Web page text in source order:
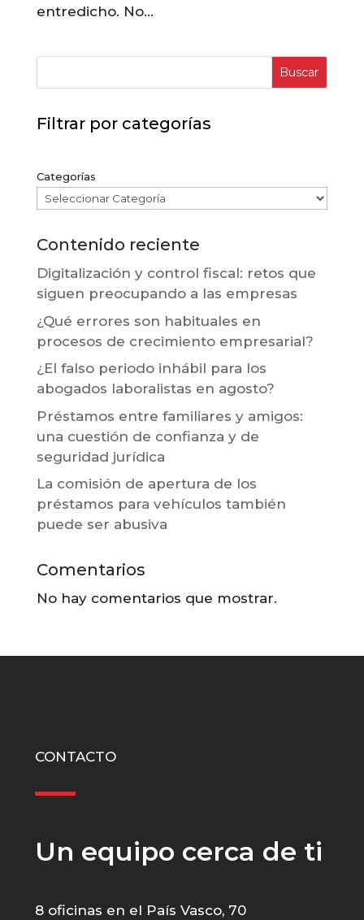
entredicho. No...
Buscar
Filtrar por categorías
Categorías
Contenido reciente
Digitalización y control fiscal: retos que
siguen preocupando a las empresas
¿Qué errores son habituales en
procesos de crecimiento empresarial?
¿El falso periodo inhábil para los
abogados laboralistas en agosto?
Préstamos entre familiares y amigos:
una cuestión de confianza y de
seguridad jurídica
La comisión de apertura de los
préstamos para vehículos también
puede ser abusiva
Comentarios
No hay comentarios que mostrar.
CONTACTO
Un equipo cerca de ti
8 oficinas en el País Vasco, 70